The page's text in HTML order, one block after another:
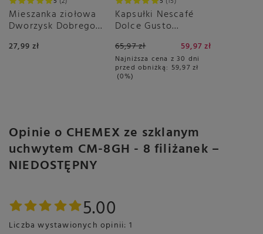
Mieszanka ziołowa
Dworzysk Dobrego
27,99 zł
Kapsułki Nescafé
Dolce Gusto
3x16 sztuk
65,97 zł 59,97 zł
Najniższa cena z 30 dni
przed obniżką: 59,97 zł
0%
Opinie o CHEMEX ze szklanym
uchwytem CM-8GH - 8 filiżanek –
NIEDOSTĘPNY
5.00
Liczba wystawionych opinii: 1